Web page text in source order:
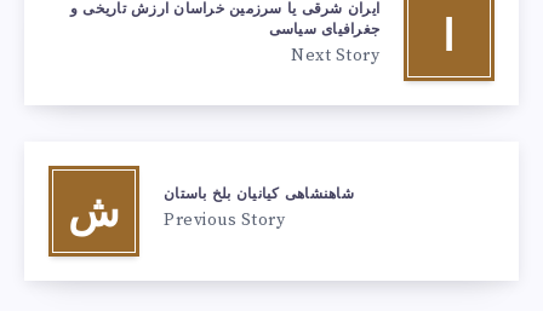
ا
ایران شرقی یا سرزمین خراسان ارزش تاریخی و
جغرافیای سیاسی
Next Story
ش شاهنشاهی کیانیان بلخ باستان
Previous Story